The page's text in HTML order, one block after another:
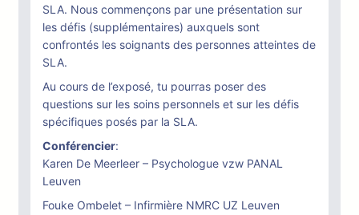
SLA. Nous commençons par une présentation sur
les défis (supplémentaires) auxquels sont
confrontés les soignants des personnes atteintes de
SLA.
Au cours de l’exposé, tu pourras poser des
questions sur les soins personnels et sur les défis
spécifiques posés par la SLA.
Conférencier:
Karen De Meerleer – Psychologue vzw PANAL
Leuven
Fouke Ombelet – Infirmière NMRC UZ Leuven